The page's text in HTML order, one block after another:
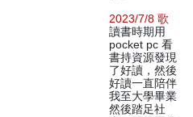
2023/7/8 歌
讀書時期用
pocket pc 看
書持資源發現
了好讀，然後
好讀一直陪伴
我至大學畢業
然後踏足社